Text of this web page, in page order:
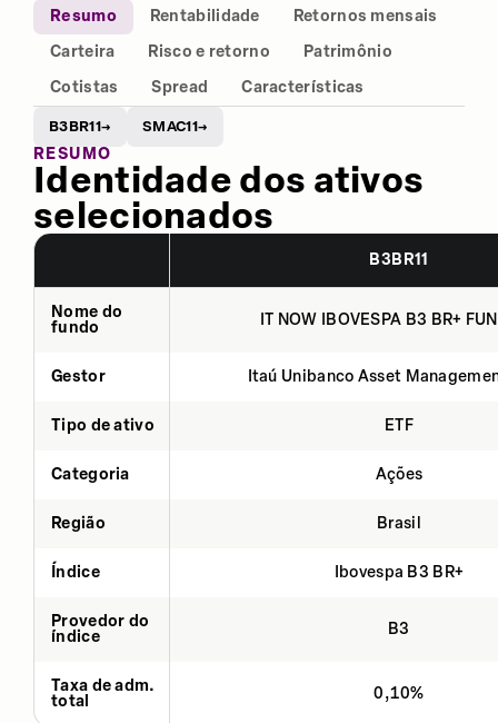
Resumo Rentabilidade
Retornos mensais
Carteira
Risco e retorno
Patrimônio
Cotistas
Spread Características
B3BR11→ SMAC11→
RESUMO
Identidade dos ativos
selecionados
B3BR11
Nome do
fundo
IT NOW IBOVESPA B3 BR+
Gestor Itaú Unibanco Asset
Tipo de ativo ETF
Categoria Ações
Região Brasil
Índice Ibovespa B3 BR+
Provedor do
índice
B3
Taxa de adm.
total
0,10%